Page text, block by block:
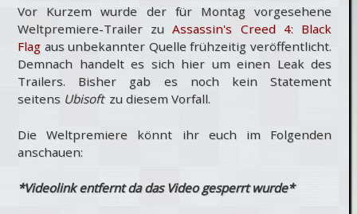
Vor Kurzem wurde der für Montag vorgesehene
Weltpremiere-Trailer zuAssassin's Creed 4: Black
Flag aus unbekannter Quelle frühzeitig veröffentlicht.
Demnach handelt es sich hier um einen Leak des
Trailers. Bisher gab es noch kein Statement
seitens Ubisoft zu diesem Vorfall.
Die Weltpremiere könnt ihr euch im Folgenden
anschauen:
*Videolink entfernt da das Video gesperrt wurde*